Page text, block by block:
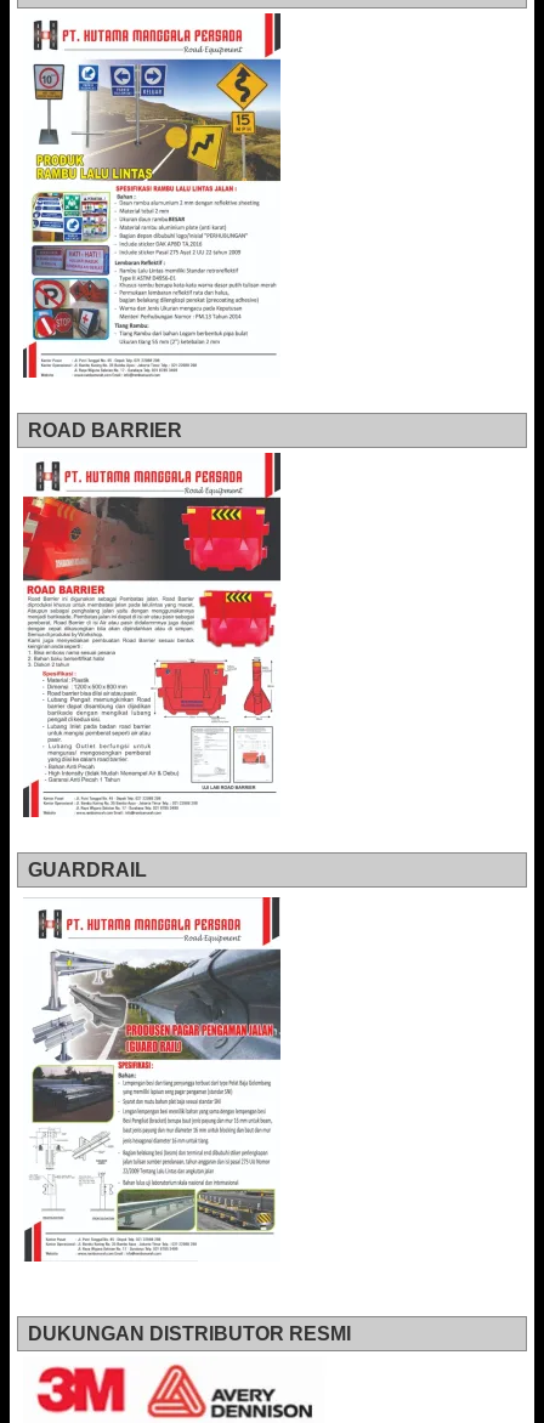
ROAD BARRIER
GUARDRAIL
DUKUNGAN DISTRIBUTOR RESMI